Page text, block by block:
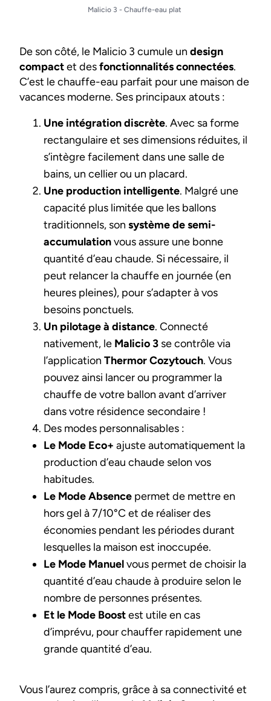
Malicio 3 - Chauffe-eau plat
De son côté, le Malicio 3 cumule un design
compactet desfonctionnalités connectées.
C’est le chauffe-eau parfait pour une maison de
vacances moderne. Ses principaux atouts :
Une intégration discrète. Avec sa forme
rectangulaire et ses dimensions réduites, il
s’intègre facilement dans une salle de
bains, un cellier ou un placard.
Une production intelligente. Malgré une
capacité plus limitée que les ballons
traditionnels, son système de semi-
accumulationvous assure une bonne
quantité d’eau chaude. Si nécessaire, il
peut relancer la chauffe en journée (en
heures pleines), pour s’adapter à vos
besoins ponctuels.
Un pilotage à distance. Connecté
nativement, le Malicio 3 se contrôle via
l’application Thermor Cozytouch. Vous
pouvez ainsi lancer ou programmer la
chauffe de votre ballon avant d’arriver
dans votre résidence secondaire !
Des modes personnalisables :
Le Mode Eco+ ajuste automatiquement la
production d’eau chaude selon vos
habitudes.
Le Mode Absence permet de mettre en
hors gel à 7/10°C et de réaliser des
économies pendant les périodes durant
lesquelles la maison est inoccupée.
Le Mode Manuelvous permet de choisir la
quantité d’eau chaude à produire selon le
nombre de personnes présentes.
Et le Mode Boostest utile en cas
d’imprévu, pour chauffer rapidement une
grande quantité d’eau.
Vous l’aurez compris, grâce à sa connectivité et